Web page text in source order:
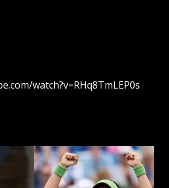
watch?v=RHq8TmLEP0s